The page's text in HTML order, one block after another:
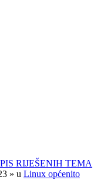
RIJEŠENIH TEMA
» u Linux općenito